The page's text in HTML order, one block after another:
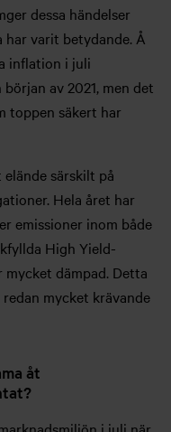
dessa händelser
varit betydande. Å
inflation i juli
av 2021, men det
toppen säkert har
särskilt på
Hela året har
emissioner inom både
High Yield-
mycket dämpad. Detta
mycket krävande
åt